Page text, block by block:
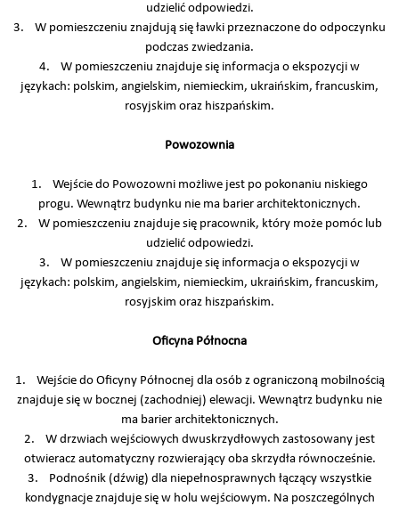
udzielić odpowiedzi.
3. W pomieszczeniu znajdują się ławki przeznaczone do odpoczynku
podczas zwiedzania.
4. W pomieszczeniu znajduje się informacja o ekspozycji w
językach: polskim, angielskim, niemieckim, ukraińskim, francuskim,
rosyjskim oraz hiszpańskim.
Powozownia
1. Wejście do Powozowni możliwe jest po pokonaniu niskiego
progu. Wewnątrz budynku nie ma barier architektonicznych.
2. W pomieszczeniu znajduje się pracownik, który może pomóc lub
udzielić odpowiedzi.
3. W pomieszczeniu znajduje się informacja o ekspozycji w
językach: polskim, angielskim, niemieckim, ukraińskim, francuskim,
rosyjskim oraz hiszpańskim.
Oficyna Północna
1. Wejście do Oficyny Północnej dla osób z ograniczoną mobilnością
znajduje się w bocznej (zachodniej) elewacji. Wewnątrz budynku nie
ma barier architektonicznych.
2. W drzwiach wejściowych dwuskrzydłowych zastosowany jest
otwieracz automatyczny rozwierający oba skrzydła równocześnie.
3. Podnośnik (dźwig) dla niepełnosprawnych łączący wszystkie
kondygnacje znajduje się w holu wejściowym. Na poszczególnych